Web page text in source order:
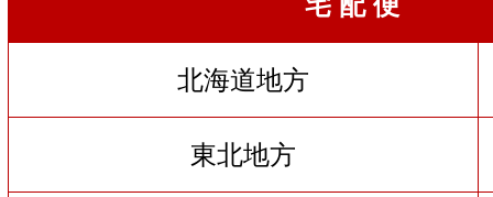
北海道地方
東北地方